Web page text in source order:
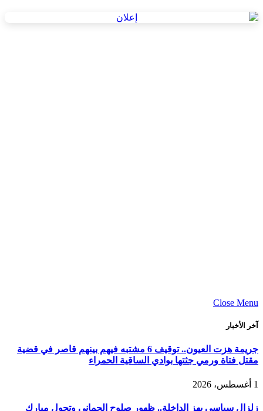
Close Menu
آخر الأخبار
جريمة هزت العيون.. توقيف 6 مشتبه فيهم بينهم قاصر في قضية
مقتل فتاة ورمي جثتها بوادي الساقية الحمراء
1 أغسطس، 2026
زلزال سياسي يهز الداخلة.. ظهور صلوح الجماني وتحول مبارك